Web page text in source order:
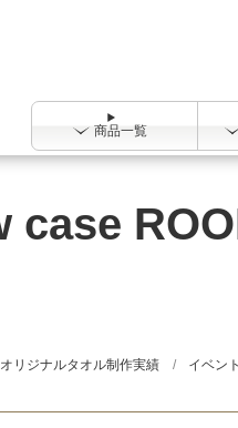
商品一覧
オリジナルタオル制作実績 イベン